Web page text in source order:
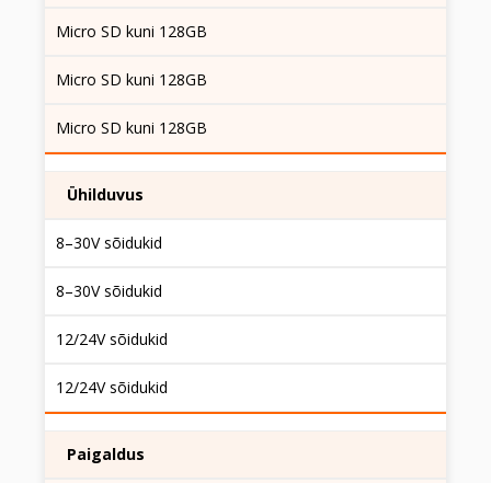
Micro SD kuni 128GB
Micro SD kuni 128GB
Micro SD kuni 128GB
Ühilduvus
8–30V sõidukid
8–30V sõidukid
12/24V sõidukid
12/24V sõidukid
Paigaldus